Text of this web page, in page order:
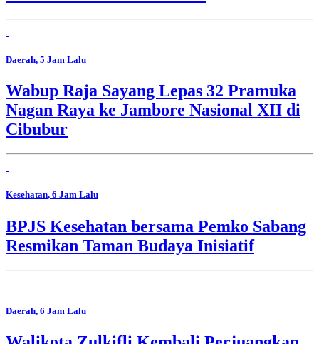
Daerah, 5 Jam Lalu
Wabup Raja Sayang Lepas 32 Pramuka
Nagan Raya ke Jambore Nasional XII di
Cibubur
Kesehatan, 6 Jam Lalu
BPJS Kesehatan bersama Pemko Sabang
Resmikan Taman Budaya Inisiatif
Daerah, 6 Jam Lalu